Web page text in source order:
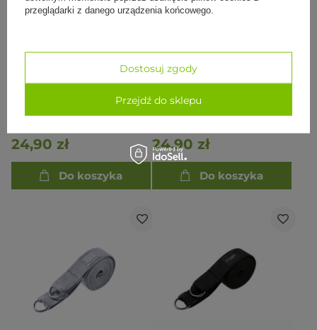
24,90 zł
Do koszyka
Pasek do jogi 183 cm -
24,90 zł
Do koszyka
przeglądarki z danego urządzenia końcowego.
Dostosuj zgody
Przejdź do sklepu